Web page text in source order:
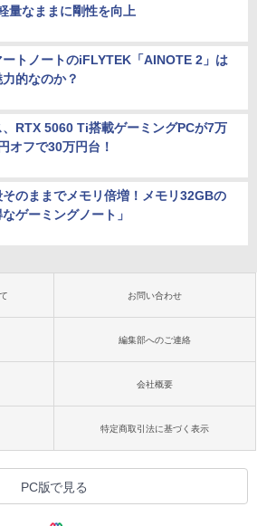
量なままに剛性を向上
トノートのiFLYTEK「AINOTE 2」は
的なのか？
、RTX 5060 Ti搭載ゲーミングPCが7万
オフで30万円台！
そのままでメモリ倍増！メモリ32GBの
なゲーミングノート」
お問い合わせ
編集部へのご連絡
会社概要
特定商取引法に基づく表示
PC版で見る